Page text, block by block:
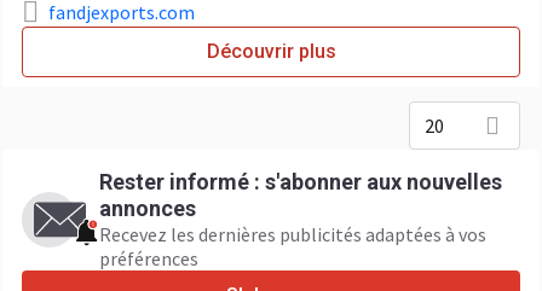
fandjexports.com
Découvrir plus
20
Rester informé : s'abonner aux nouvelles
annonces
Recevez les dernières publicités adaptées à vos
préférences